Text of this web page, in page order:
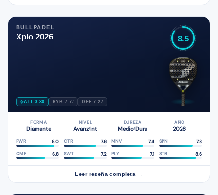
BULLPADEL
Xplo 2026
ATT 8.30 HYB 7.77 DEF 7.27
8.5
FORMA
Diamante
NIVEL
Avanz/Int
DUREZA
Medio/Dura
AÑO
2026
PWR 9.0 CTR 7.6 MNV 7.4 SPN 7.8
CMF 6.8 SWT 7.2 PLY 7.1 STB 8.6
Leer reseña completa →